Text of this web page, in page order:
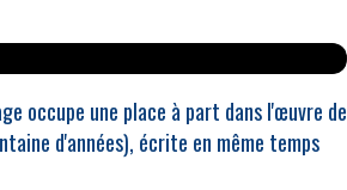
occupe une place à part dans l'œuvre de
d'années), écrite en même temps